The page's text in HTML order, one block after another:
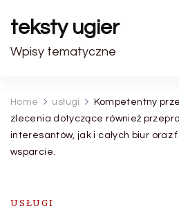
teksty ugier
Wpisy tematyczne
Home usługi
Kompetentny
zlecenia dotyczące również
interesantów, jak i całych biur oraz
wsparcie.
USŁUGI